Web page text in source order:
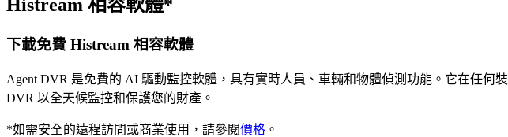
Histream 相容軟體*
下載免費 Histream 相容軟體
Agent DVR 是免費的 AI 驅動監控軟體，具有實時人員、車輛和物體偵測功能。它在任
DVR 以全天候監控和保護您的財產。
*如需安全的遠程訪問或商業使用，請參閱價格 。